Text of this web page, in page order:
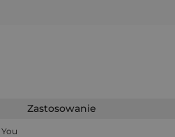
Zastosowanie